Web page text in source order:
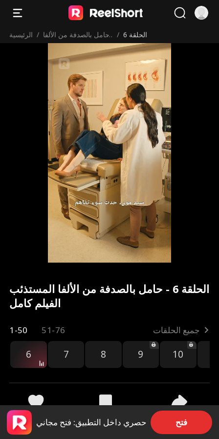
الرئيسية / حامل بالصدفة من الألفا
/ الحلقة 6
الحلقة 6 - حامل بالصدفة من الألفا المستذئب
الفيلم كامل
1-50 51-76 جميع الحلقات
6 7 8 9 10
1.2M 559k مشاركة حصري داخل التطبيق: فتح مجاني فتح